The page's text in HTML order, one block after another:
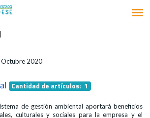
2020
Cantidad de artículos: 1
de gestión ambiental aportará beneficios
culturales y sociales para la empresa y el